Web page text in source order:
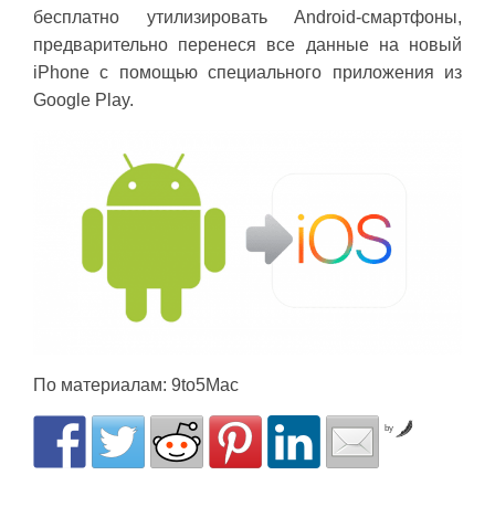
бесплатно утилизировать Android-смартфоны,
предварительно перенеся все данные на новый
iPhone с помощью специального приложения из
Google Play.
По материалам: 9to5Mac
by